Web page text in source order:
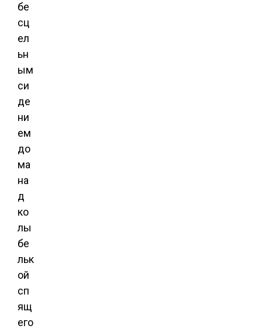
бе
сц
ел
ьн
ым
си
де
ни
ем
до
ма
на
д
ко
лы
бе
льк
ой
сп
ящ
его